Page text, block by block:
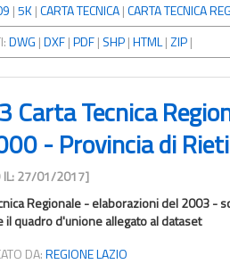
|5K |CARTA TECNICA |CARTA TECNICA
DWG |DXF |PDF | SHP |HTML |ZIP |
Carta Tecnica
- Provincia di Rieti
IL: 27/01/2017]
Regionale - elaborazioni del 2003 -
il quadro d'unione allegato al dataset
DA:REGIONE LAZIO